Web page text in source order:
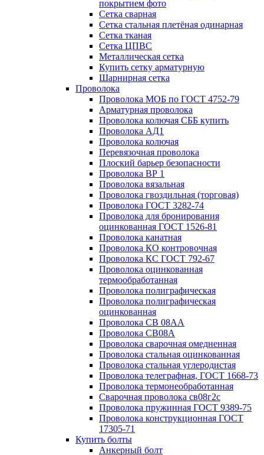
покрытием фото
Сетка сварная
Сетка стальная плетёная одинарная
Сетка тканая
Сетка ЦПВС
Металлическая сетка
Купить сетку арматурную
Шарнирная сетка
Проволока
Проволока МОБ по ГОСТ 4752-79
Арматурная проволока
Проволока колючая СББ купить
Проволока АД1
Проволока колючая
Перевязочная проволока
Плоский барьер безопасности
Проволока ВР 1
Проволока вязальная
Проволока гвоздильная (торговая)
Проволока ГОСТ 3282-74
Проволока для бронирования
оцинкованная ГОСТ 1526-81
Проволока канатная
Проволока КО контровочная
Проволока КС ГОСТ 792-67
Проволока оцинкованная
термообработанная
Проволока полиграфическая
Проволока полиграфическая
оцинкованная
Проволока СВ 08АА
Проволока СВ08А
Проволока сварочная омедненная
Проволока стальная оцинкованная
Проволока стальная углеродистая
Проволока телеграфная, ГОСТ 1668-73
Проволока термонеобработанная
Сварочная проволока св08г2с
Проволока пружинная ГОСТ 9389-75
Проволока конструкционная ГОСТ
17305-71
Купить болты
Анкерный болт